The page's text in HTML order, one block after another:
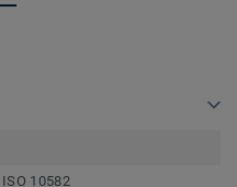
ISO 10582